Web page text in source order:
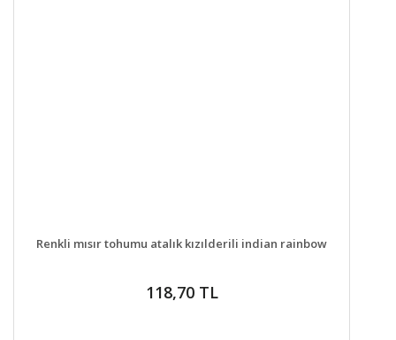
DETAYLAR SEPETE EKLE
Renkli mısır tohumu atalık kızılderili indian rainbow
118,70 TL